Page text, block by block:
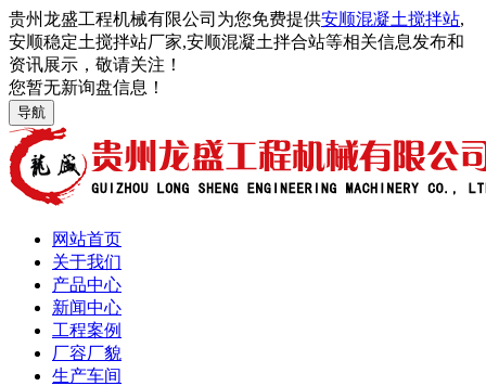
贵州龙盛工程机械有限公司为您免费提供安顺混凝土搅拌站,
安顺稳定土搅拌站厂家,安顺混凝土拌合站等相关信息发布和
资讯展示，敬请关注！
您暂无新询盘信息！
导航
网站首页
关于我们
产品中心
新闻中心
工程案例
厂容厂貌
生产车间